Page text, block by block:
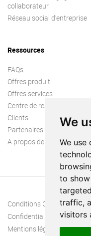
We
We use
to
traffic,
visitors
collaborateur
Réseau social d’entreprise
Ressources
FAQs
Offres produit
Offres services
Centre de ressources
Clients
Partenaires
A propos de nous
Conditions Générales
Confidentialité
Mentions légales